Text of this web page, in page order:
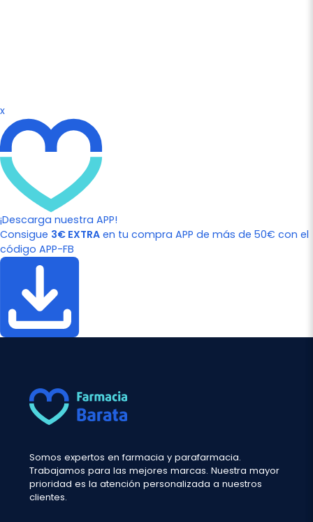
x
¡Descarga nuestra APP!
Consigue 3€ EXTRA en tu compra APP de más de 50€ con el
código APP-FB
Somos expertos en farmacia y parafarmacia.
Trabajamos para las mejores marcas. Nuestra mayor
prioridad es la atención personalizada a nuestros
clientes.